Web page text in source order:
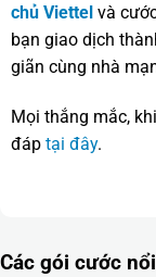
chủ Viettel và
bạn giao dịch
giãn cùng nhà
Mọi thắng mắc,
đáp tại đây.
Các gói cước